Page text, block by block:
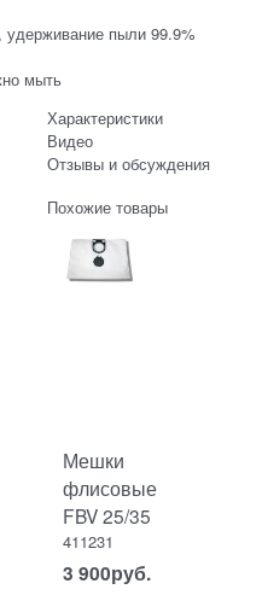
пыли 99.9%
мыть
Характеристики
Видео
Отзывы и обсуждения
Похожие товары
Мешки
флисовые
FBV 25/35
411231
3 900руб.